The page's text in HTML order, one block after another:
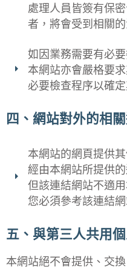
處理人員皆簽有保
者，將會受到相關
如因業務需要有必
本網站亦會嚴格要
必要檢查程序以確
四、網站對外的相
本網站的網頁提供
經由本網站所提供
但該連結網站不適
您必須參考該連結
五、與第三人共用
本網站絕不會提供、交